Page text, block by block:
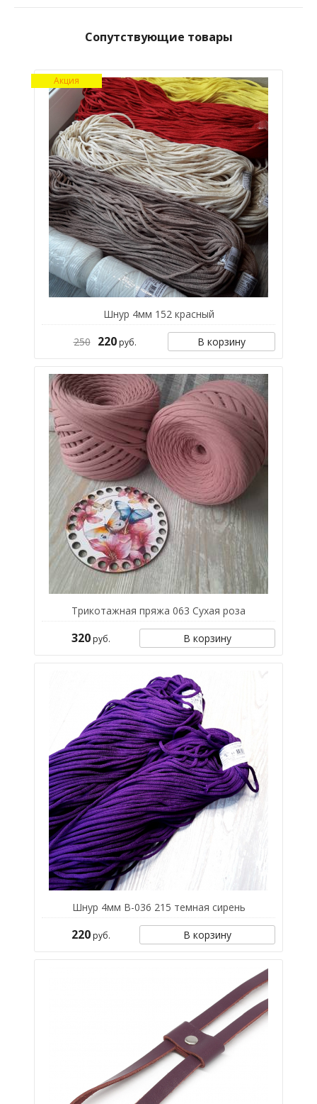
Сопутствующие товары
Акция
Шнур 4мм 152 красный
250 220руб. В корзину
Трикотажная пряжа 063 Сухая роза
320руб. В корзину
Шнур 4мм В-036 215 темная сирень
220руб. В корзину